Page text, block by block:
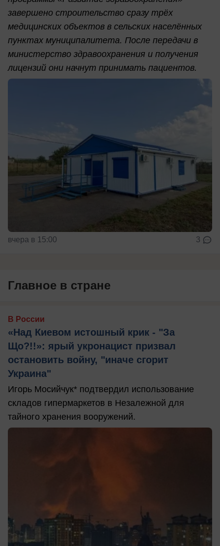
завершено строительство сразу трёх
медицинских объектов в сельских населённых
пунктах муниципалитета. После передачи в
министерство здравоохранения и получения
лицензий они начнут принимать пациентов.
вчера в 15:00 3
Главное в стране
В России
«Над Киевом истошный крик - "За
Що?!!»: ярый укронацист призвал
остановить войну, "иначе сгорит
Украина"
Игорь Мосийчук* подтвердил использование
складов гипермаркетов в Незалежной для
тайного хранения вооружений.